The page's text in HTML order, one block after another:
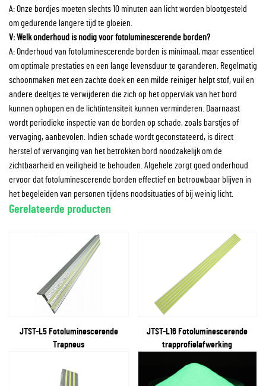
A: Onze bordjes moeten slechts 10 minuten aan licht worden blootgesteld
om gedurende langere tijd te gloeien.
V: Welk onderhoud is nodig voor fotoluminescerende borden?
A: Onderhoud van fotoluminescerende borden is minimaal, maar essentieel
om optimale prestaties en een lange levensduur te garanderen. Regelmatig
schoonmaken met een zachte doek en een milde reiniger helpt stof, vuil en
andere deeltjes te verwijderen die zich op het oppervlak van het bord
kunnen ophopen en de lichtintensiteit kunnen verminderen. Daarnaast
wordt periodieke inspectie van de borden op schade, zoals barstjes of
vervaging, aanbevolen. Indien schade wordt geconstateerd, is direct
herstel of vervanging van het betrokken bord noodzakelijk om de
zichtbaarheid en veiligheid te behouden. Algehele zorgt goed onderhoud
ervoor dat fotoluminescerende borden effectief en betrouwbaar blijven in
het begeleiden van personen tijdens noodsituaties of bij weinig licht.
Gerelateerde producten
JTST-L5 Fotoluminescerende
Trapneus
JTST-L16 Fotoluminescerende
trapprofielafwerking